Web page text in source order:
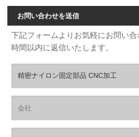
お問い合わせを送信
下記フォームよりお気軽にお問い
時間以内に返信いたします。